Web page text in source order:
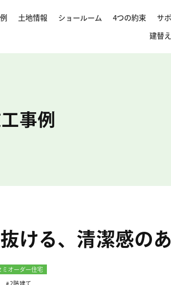
土地情報 ショールーム 4つの約束 サ
建替
事例
ける、清潔感の
ミオーダー住宅
2階建て